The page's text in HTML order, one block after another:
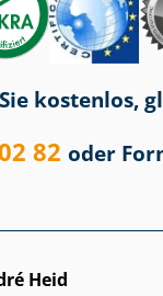
kostenlos,
82 oder
Heid